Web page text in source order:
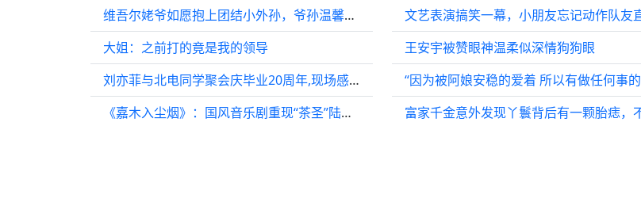
维吾尔姥爷如愿抱上团结小外孙，爷孙温馨同框，幸福感爆棚！
大姐：之前打的竟是我的领导
刘亦菲与北电同学聚会庆毕业20周年,现场感性落泪
《嘉木入尘烟》：国风音乐剧重现“茶圣”陆羽传奇
王安宇被赞眼神温柔似深情狗狗眼